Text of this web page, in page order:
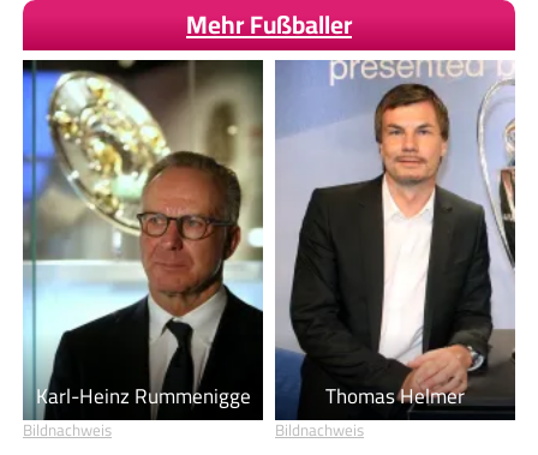
Mehr Fußballer
Karl-Heinz Rummenigge
Bildnachweis
Thomas Helmer
Bildnachweis